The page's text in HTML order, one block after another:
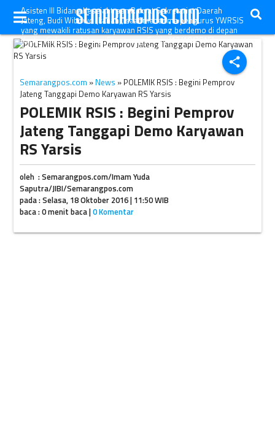
share
Asisten III Bidang Kesejahtraan Rakyat Sekretariat Daerah
Jateng, Budi Wibowo (kanan), saat menerima pengurus YWRSIS
yang mewakili ratusan karyawan RSIS yang berdemo di depan
Kantor Gubernur Jateng, Semarang, Senin (17/10/2016).
(JIBI/Semarangpos.com/Imam Yuda Saputra)
Semarangpos.com » News » POLEMIK RSIS : Begini Pemprov
Jateng Tanggapi Demo Karyawan RS Yarsis
POLEMIK RSIS : Begini Pemprov
Jateng Tanggapi Demo Karyawan
RS Yarsis
oleh : Semarangpos.com/Imam Yuda
Saputra/JIBI/Semarangpos.com
pada : Selasa, 18 Oktober 2016 | 11:50 WIB
baca : 0 menit baca |0 Komentar